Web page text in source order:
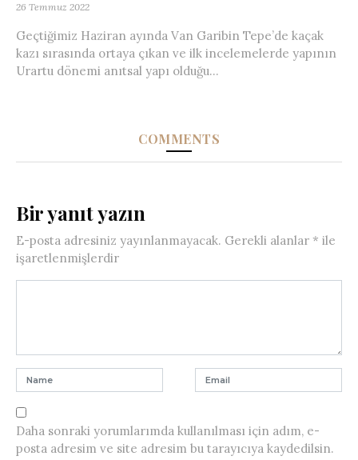
26 Temmuz 2022
Geçtiğimiz Haziran ayında Van Garibin Tepe’de kaçak
kazı sırasında ortaya çıkan ve ilk incelemelerde yapının
Urartu dönemi anıtsal yapı olduğu...
COMMENTS
Bir yanıt yazın
E-posta adresiniz yayınlanmayacak. Gerekli alanlar * ile
işaretlenmişlerdir
Daha sonraki yorumlarımda kullanılması için adım, e-
posta adresim ve site adresim bu tarayıcıya kaydedilsin.